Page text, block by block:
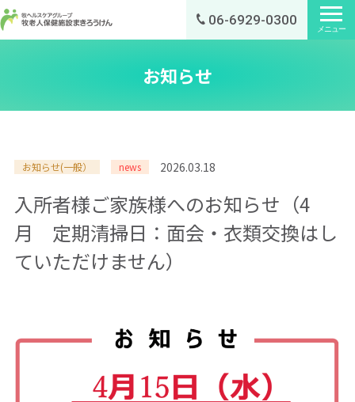
06-6929-0300
メニュー
お知らせ
お知らせ(一般） news 2026.03.18
入所者様ご家族様へのお知らせ（4
月 定期清掃日：面会・衣類交換はし
ていただけません）